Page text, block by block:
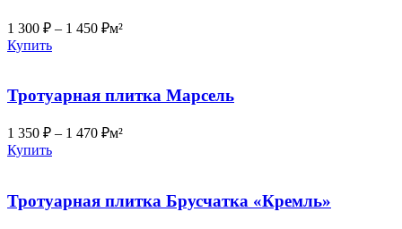
1 300 ₽ – 1 450 ₽м²
Купить
Тротуарная плитка Марсель
1 350 ₽ – 1 470 ₽м²
Купить
Тротуарная плитка Брусчатка «Кремль»